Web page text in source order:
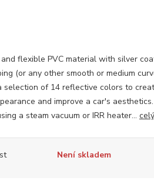
flexible PVC material with silver
(or any other smooth or medium
selection of 14 reflective colors to
and improve a car's
a steam vacuum or IRR heater...
Není skladem